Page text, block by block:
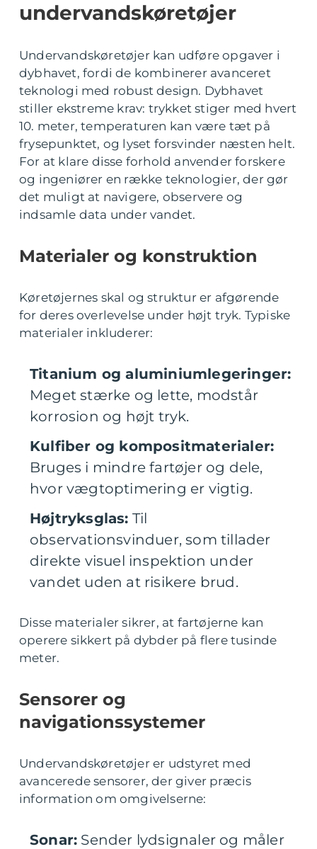
undervandskøretøjer
Undervandskøretøjer kan udføre opgaver i
dybhavet, fordi de kombinerer avanceret
teknologi med robust design. Dybhavet
stiller ekstreme krav: trykket stiger med hvert
10. meter, temperaturen kan være tæt på
frysepunktet, og lyset forsvinder næsten helt.
For at klare disse forhold anvender forskere
og ingeniører en række teknologier, der gør
det muligt at navigere, observere og
indsamle data under vandet.
Materialer og konstruktion
Køretøjernes skal og struktur er afgørende
for deres overlevelse under højt tryk. Typiske
materialer inkluderer:
Titanium og aluminiumlegeringer:
Meget stærke og lette, modstår
korrosion og højt tryk.
Kulfiber og kompositmaterialer:
Bruges i mindre fartøjer og dele,
hvor vægtoptimering er vigtig.
Højtryksglas: Til
observationsvinduer, som tillader
direkte visuel inspektion under
vandet uden at risikere brud.
Disse materialer sikrer, at fartøjerne kan
operere sikkert på dybder på flere tusinde
meter.
Sensorer og
navigationssystemer
Undervandskøretøjer er udstyret med
avancerede sensorer, der giver præcis
information om omgivelserne:
Sonar: Sender lydsignaler og måler